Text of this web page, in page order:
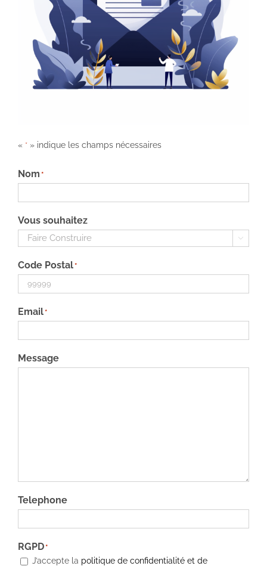
« *» indique les champs nécessaires
Nom *
Vous souhaitez

Code Postal*
Email*
Message
Telephone
RGPD*
J’accepte la politique de confidentialité et de